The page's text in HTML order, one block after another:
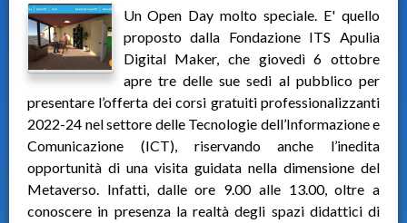
Un Open Day molto speciale. E' quello
proposto dalla Fondazione ITS Apulia
Digital Maker, che giovedì 6 ottobre
apre tre delle sue sedi al pubblico per
presentare l’offerta dei corsi gratuiti professionalizzanti
2022-24 nel settore delle Tecnologie dell’Informazione e
Comunicazione (ICT), riservando anche l’inedita
opportunità di una visita guidata nella dimensione del
Metaverso. Infatti, dalle ore 9.00 alle 13.00, oltre a
conoscere in presenza la realtà degli spazi didattici di